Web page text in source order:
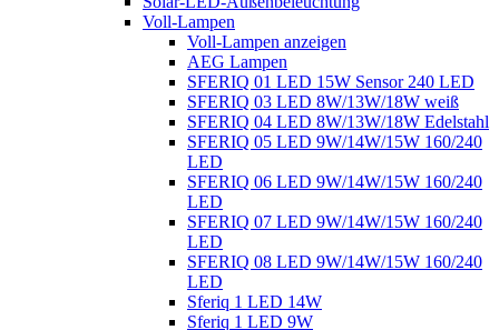
Voll-Lampen
Voll-Lampen anzeigen
AEG Lampen
SFERIQ 01 LED 15W Sensor 240 LED
SFERIQ 03 LED 8W/13W/18W weiß
SFERIQ 04 LED 8W/13W/18W Edelstahl
SFERIQ 05 LED 9W/14W/15W 160/240
LED
SFERIQ 06 LED 9W/14W/15W 160/240
LED
SFERIQ 07 LED 9W/14W/15W 160/240
LED
SFERIQ 08 LED 9W/14W/15W 160/240
LED
Sferiq 1 LED 14W
Sferiq 1 LED 9W